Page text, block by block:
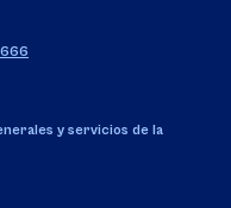
y servicios de la